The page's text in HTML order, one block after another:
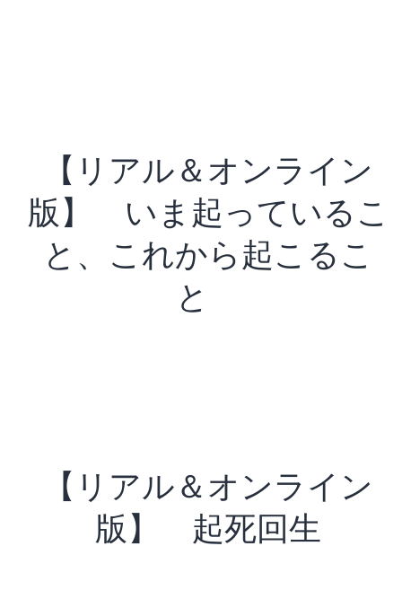
【リアル＆オンライン
版】 いま起っているこ
と、これから起こるこ
と
【リアル＆オンライン
版】 起死回生